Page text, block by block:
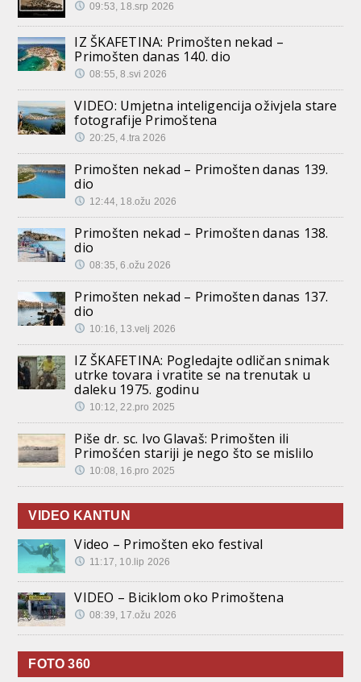
09:53, 18.srp 2026
IZ ŠKAFETINA: Primošten nekad –
Primošten danas 140. dio
08:55, 8.svi 2026
VIDEO: Umjetna inteligencija oživjela stare
fotografije Primoštena
20:25, 4.tra 2026
Primošten nekad – Primošten danas 139.
dio
12:44, 18.ožu 2026
Primošten nekad – Primošten danas 138.
dio
08:35, 6.ožu 2026
Primošten nekad – Primošten danas 137.
dio
10:16, 13.velj 2026
IZ ŠKAFETINA: Pogledajte odličan snimak
utrke tovara i vratite se na trenutak u
daleku 1975. godinu
10:12, 22.pro 2025
Piše dr. sc. Ivo Glavaš: Primošten ili
Primošćen stariji je nego što se mislilo
10:08, 16.pro 2025
VIDEO KANTUN
Video – Primošten eko festival
11:17, 10.lip 2026
VIDEO – Biciklom oko Primoštena
08:39, 17.ožu 2026
FOTO 360